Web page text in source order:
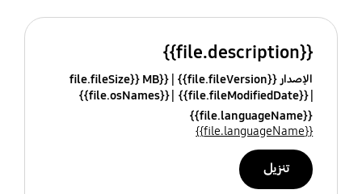
{{file.description}}
الإصدار {{file.fileVersion}}
{{file.fileSize}} MB
{{file.fileModifiedDate}}
{{file.osNames}}
{{file.languageName}}
{{file.languageName}}
تنزيل